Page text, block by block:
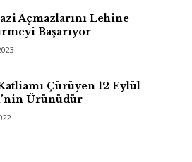
Açmazlarını Lehine
Başarıyor
Çürüyen 12 Eylül
Ürünüdür